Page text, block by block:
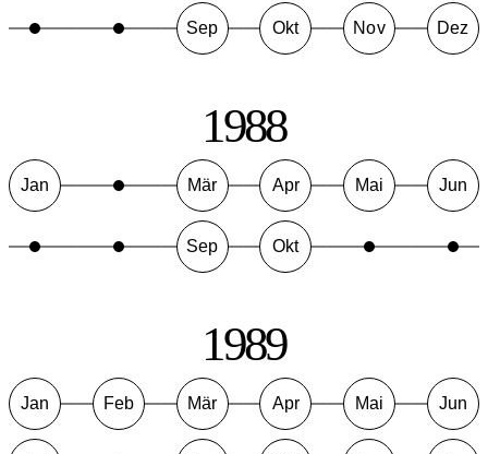
Sep Okt Nov Dez
1988
Jan Mär Apr Mai Jun
Sep Okt
1989
Jan Feb Mär Apr Mai Jun